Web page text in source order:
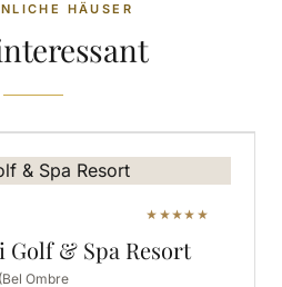
HÄUSER
★★★★★
Golf & Spa Resort
Ombre